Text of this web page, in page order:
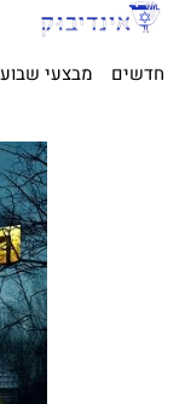
חדשים מבצעי שבוע